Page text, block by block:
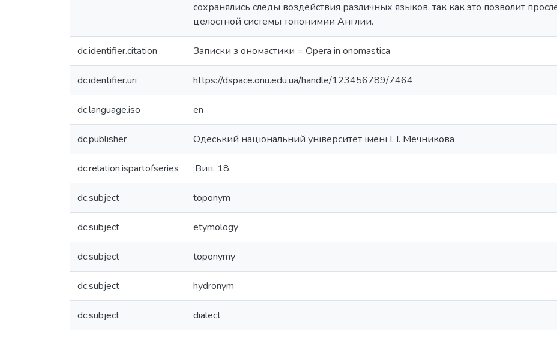
сохранялись следы воздействия различных языков, так как это позволит
целостной системы топонимии Англии.
dc.identifier.citation Записки з ономастики = Opera in onomastica
dc.identifier.uri https://dspace.onu.edu.ua/handle/123456789/7464
dc.language.iso en
dc.publisher Одеський національний університет імені І. І. Мечникова
dc.relation.ispartofseries ;Вип. 18.
dc.subject toponym
dc.subject etymology
dc.subject toponymy
dc.subject hydronym
dc.subject dialect